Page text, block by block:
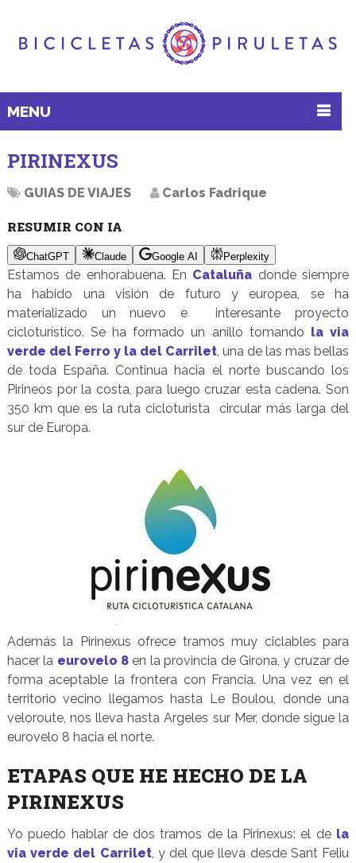
MENU
PIRINEXUS
GUIAS DE VIAJES Carlos Fadrique
RESUMIR CON IA
ChatGPT Claude Google AI Perplexity
Estamos de enhorabuena. En Cataluña donde siempre
ha habido una visión de futuro y europea, se ha
materializado un nuevo e interesante proyecto
cicloturístico. Se ha formado un anillo tomando la via
verde del Ferro y la del Carrilet , una de las mas bellas
de toda España. Continua hacia el norte buscando los
Pirineos por la costa, para luego cruzar esta cadena. Son
350 km que es la ruta cicloturista circular más larga del
sur de Europa.
Además la Pirinexus ofrece tramos muy ciclables para
hacer la eurovelo 8 en la provincia de Girona, y cruzar de
forma aceptable la frontera con Francia. Una vez en el
territorio vecino llegamos hasta Le Boulou, donde una
veloroute, nos lleva hasta Argeles sur Mer, donde sigue la
eurovelo 8 hacia el norte.
ETAPAS QUE HE HECHO DE LA
PIRINEXUS
Yo puedo hablar de dos tramos de la Pirinexus: el de la
via verde del Carrilet, y del que lleva desde Sant Feliu